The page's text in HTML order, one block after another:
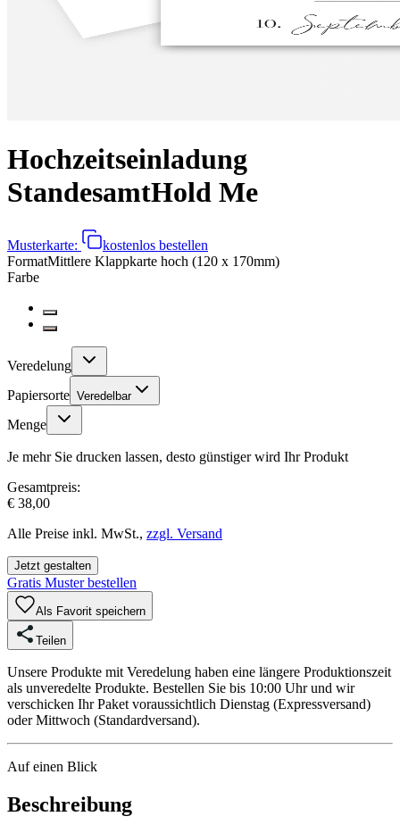
Hochzeitseinladung
StandesamtHold Me
Musterkarte:
kostenlos bestellen
FormatMittlere Klappkarte hoch (120 x 170mm)
Farbe
Veredelung
Papiersorte Veredelbar
Menge
Je mehr Sie drucken lassen, desto günstiger wird Ihr Produkt
Gesamtpreis:
€ 38,00
Alle Preise inkl. MwSt., zzgl. Versand
Jetzt gestalten
Gratis Muster bestellen
Als Favorit speichern
Teilen
Unsere Produkte mit Veredelung haben eine längere Produktionszeit
als unveredelte Produkte. Bestellen Sie bis 10:00 Uhr und wir
verschicken Ihr Paket voraussichtlich Dienstag (Expressversand)
oder Mittwoch (Standardversand).
Auf einen Blick
Beschreibung